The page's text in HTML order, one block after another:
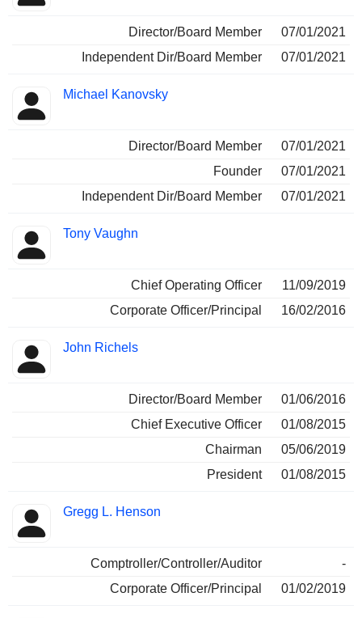
Director/Board Member
07/01/2021
Independent Dir/Board Member
07/01/2021
Michael Kanovsky
Director/Board Member
07/01/2021
Founder
07/01/2021
Independent Dir/Board Member
07/01/2021
Tony Vaughn
Chief Operating Officer
11/09/2019
Corporate Officer/Principal
16/02/2016
John Richels
Director/Board Member
01/06/2016
Chief Executive Officer
01/08/2015
Chairman
05/06/2019
President
01/08/2015
Gregg L. Henson
Comptroller/Controller/Auditor
-
Corporate Officer/Principal
01/02/2019